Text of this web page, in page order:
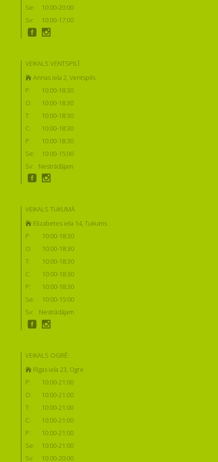
Se:
10:00-20:00
Sv:
10:00-17:00
VEIKALS VENTSPILĪ:
Annas iela 2, Ventspils
P:
10:00-18:30
O:
10:00-18:30
T:
10:00-18:30
C:
10:00-18:30
P:
10:00-18:30
Se:
10:00-15:00
Sv:
Nestrādājam
VEIKALS TUKUMĀ
Elizabetes iela 14, Tukums
P:
10:00-18:30
O:
10:00-18:30
T:
10:00-18:30
C:
10:00-18:30
P:
10:00-18:30
Se:
10:00-15:00
Sv:
Nestrādājam
VEIKALS OGRĒ:
Rīgas iela 23, Ogre
P:
10:00-21:00
O:
10:00-21:00
T:
10:00-21:00
C:
10:00-21:00
P:
10:00-21:00
Se:
10:00-21:00
Sv:
10:00-20:00